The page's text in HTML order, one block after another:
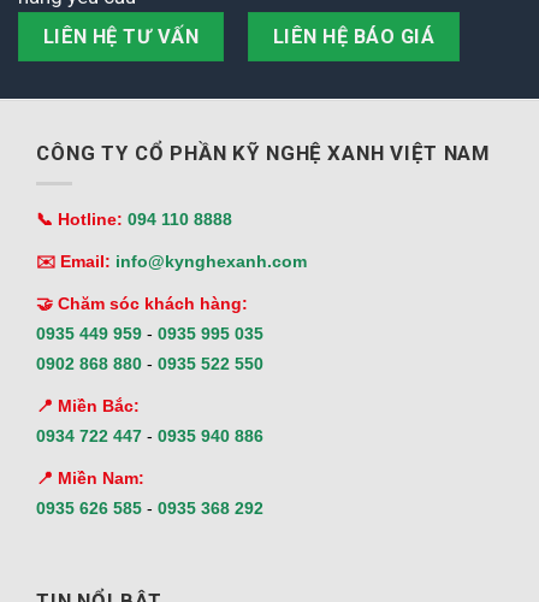
LIÊN HỆ TƯ VẤN LIÊN HỆ BÁO GIÁ
CÔNG TY CỔ PHẦN KỸ NGHỆ XANH VIỆT NAM
📞 Hotline: 094 110 8888
✉️ Email: info@kynghexanh.com
🤝 Chăm sóc khách hàng:
0935 449 959 - 0935 995 035
0902 868 880 - 0935 522 550
📍 Miền Bắc:
0934 722 447 - 0935 940 886
📍 Miền Nam:
0935 626 585 - 0935 368 292